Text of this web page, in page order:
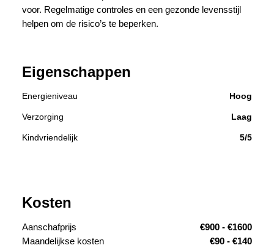
voor. Regelmatige controles en een gezonde levensstijl
helpen om de risico’s te beperken.
Eigenschappen
Energieniveau Hoog
Verzorging Laag
Kindvriendelijk 5/5
Kosten
Aanschafprijs
€900 - €1600
Maandelijkse kosten
€90 - €140